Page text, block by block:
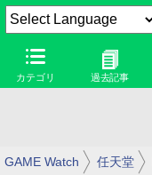
カテゴリ 過去記事
GAME Watch 任天堂